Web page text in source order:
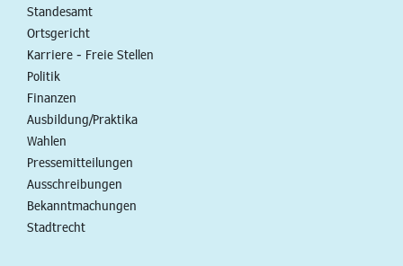
Standesamt
Ortsgericht
Karriere - Freie Stellen
Politik
Finanzen
Ausbildung/Praktika
Wahlen
Pressemitteilungen
Ausschreibungen
Bekanntmachungen
Stadtrecht